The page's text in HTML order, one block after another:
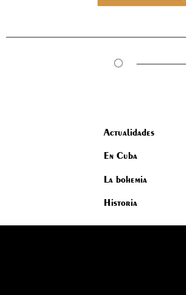
Actualidades
En Cuba
La bohemia
Historia